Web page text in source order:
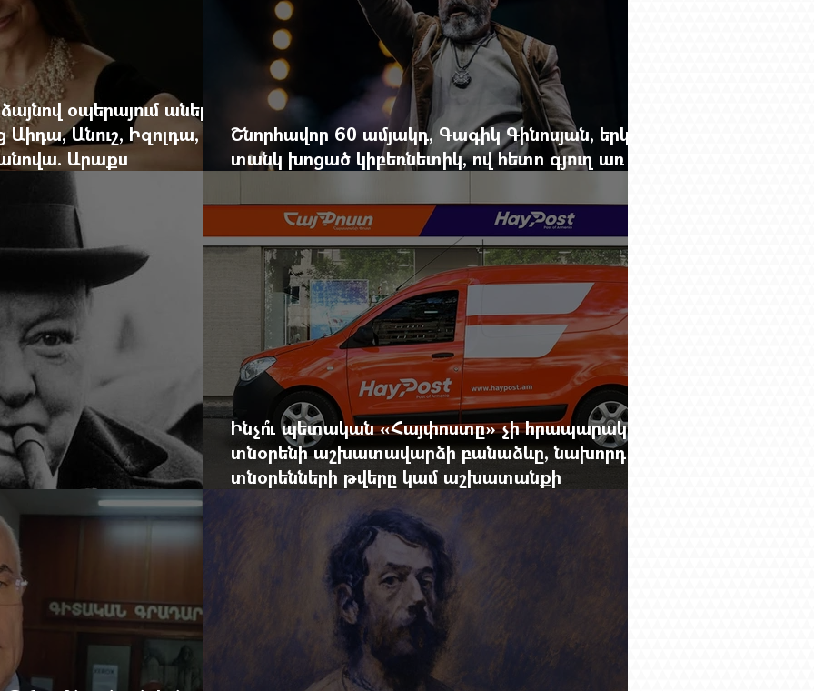
օպերայում անելիք
Աիդա, Անուշ, Իզոլդա,
Արաքս
Շնորհավոր 60 ամյակդ, Գագիկ Գինոսյան, երկու
տանկ խոցած կիբեռնետիկ, ով հետո գյուղ առ
Ինչո՞ւ պետական «Հայփոստը» չի հրապարակում
տնօրենի աշխատավարձի բանաձևը, նախորդ
տնօրենների թվերը կամ աշխատանքի
արդյունքով վարձատրությունը փոխելու կանոնը